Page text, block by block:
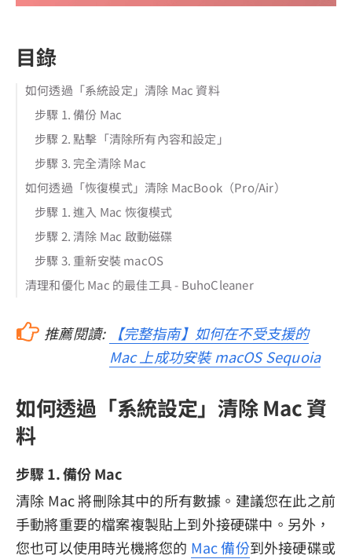
目錄
如何透過「系統設定」清除 Mac 資料
步驟 1. 備份 Mac
步驟 2. 點擊「清除所有內容和設定」
步驟 3. 完全清除 Mac
如何透過「恢復模式」清除 MacBook（Pro/Air）
步驟 1. 進入 Mac 恢復模式
步驟 2. 清除 Mac 啟動磁碟
步驟 3. 重新安裝 macOS
清理和優化 Mac 的最佳工具 - BuhoCleaner
推薦閱讀:
【完整指南】如何在不受支援的
Mac 上成功安裝 macOS Sequoia
如何透過「系統設定」清除 Mac 資
料
步驟 1. 備份 Mac
清除 Mac 將刪除其中的所有數據。建議您在此之前
手動將重要的檔案複製貼上到外接硬碟中。另外，
您也可以使用時光機將您的 Mac 備份到外接硬碟或